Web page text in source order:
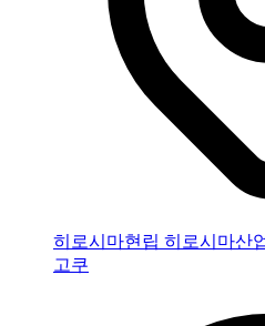
히로시마현립 히로시마산
고쿠